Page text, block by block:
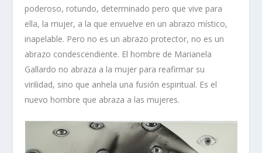
poderoso, rotundo, determinado pero que vive para
ella, la mujer, a la que envuelve en un abrazo místico,
inapelable. Pero no es un abrazo protector, no es un
abrazo condescendiente. El hombre de Marianela
Gallardo no abraza a la mujer para reafirmar su
virilidad, sino que anhela una fusión espiritual. Es el
nuevo hombre que abraza a las mujeres.